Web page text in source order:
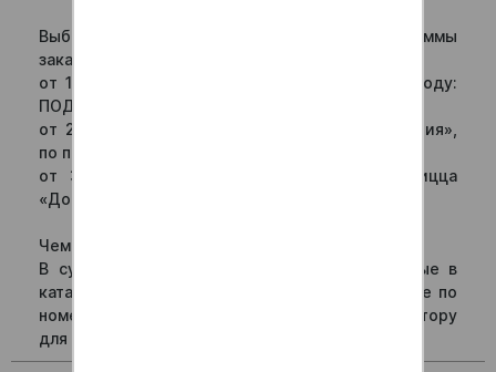
Выберите ваш подарок в зависимости от суммы
заказа:
от 1500 рублей – ролл «Бир Ролл» по промокоду:
ПОДАРОК1500,
от 2000 рублей – ролл «Запеченная калифорния»,
по промокоду: ПОДАРОК2000
от 3000 рублей - горячая и аппетитная пицца
«Домашняя», по промокоду: ПОДАРОК3000
Чем больше заказ, тем лучше подарок!
В сумме не учитываются позиции, отмеченные в
каталоге специальным значком «%». При заказе по
номеру телефона сообщите промокод оператору
для добавления в заказ.